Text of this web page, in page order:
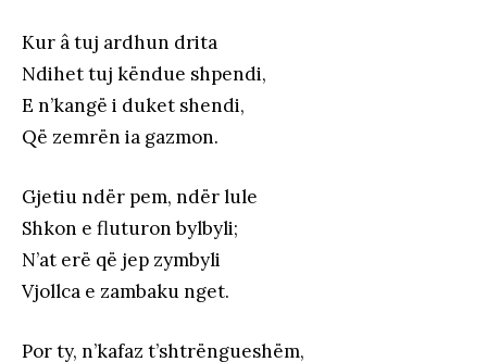
Kur â tuj ardhun drita
Ndihet tuj këndue shpendi,
E n’kangë i duket shendi,
Që zemrën ia gazmon.
Gjetiu ndër pem, ndër lule
Shkon e fluturon bylbyli;
N’at erë që jep zymbyli
Vjollca e zambaku nget.
Por ty, n’kafaz t’shtrëngueshëm,